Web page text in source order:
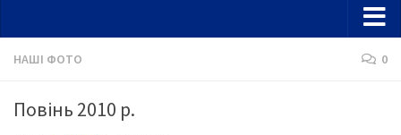
НАШІ ФОТО 0
Повінь 2010 р.